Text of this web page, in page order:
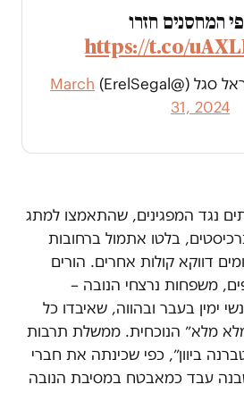
המחסנים חזרו
https://t.co/
March
31, 2024
נגד המפגינים, שהתאמצו למתג
בלטו אתמול ברחובות
דווקא קולות אחרים. הורים
משפחות נרצחי הנובה –
ימין בעבר ובהווה, שאיבדו כל
מלא״ הנוכחית. ממשלת תרבות
ביוון״, כפי שכינתה את חברי
עבד כמאבטח במסיבת הנובה